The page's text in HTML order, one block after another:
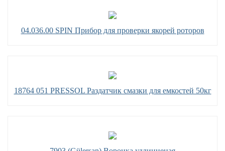
04.036.00 SPIN Прибор для проверки якорей роторов
18764 051 PRESSOL Раздатчик смазки для емкостей 50кг